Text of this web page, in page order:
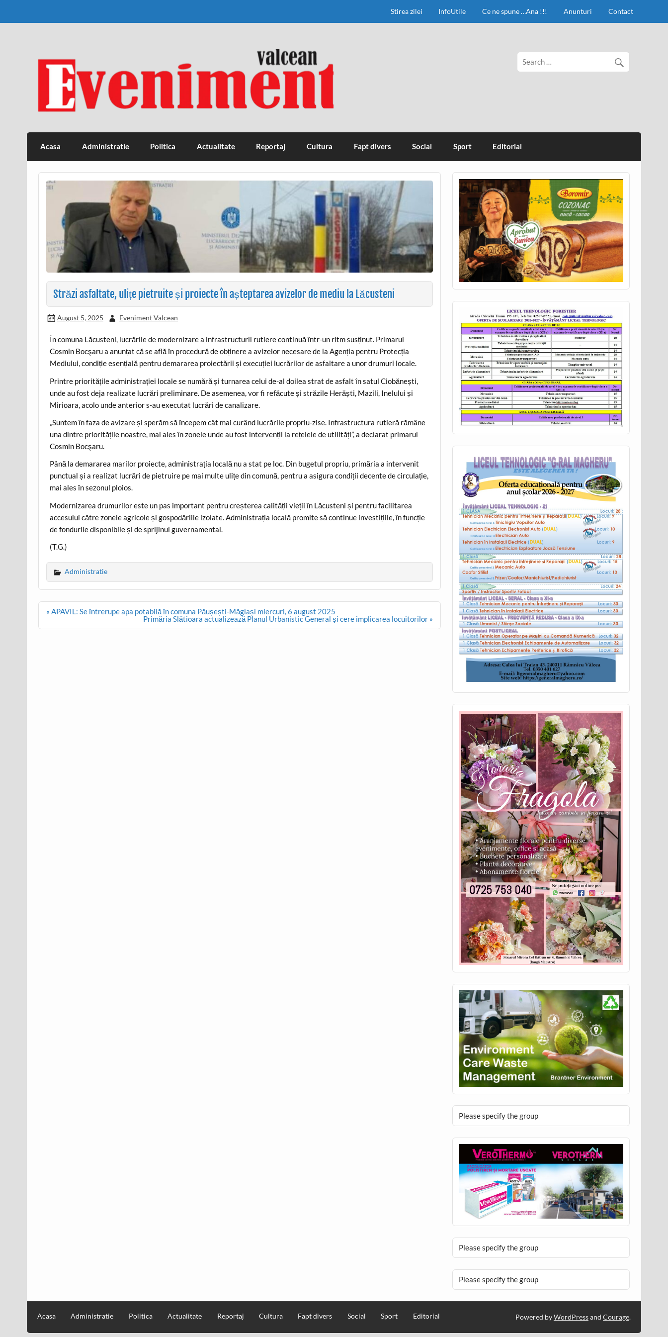
Stirea zilei InfoUtile Ce ne spune …Ana !!! Anunturi Contact
Eveniment Valcean
Acasa Administratie Politica Actualitate Reportaj Cultura Fapt divers Social Sport Editorial
Străzi asfaltate, ulițe pietruite și proiecte în așteptarea avizelor de mediu la Lăcusteni
August 5, 2025 Eveniment Valcean
În comuna Lăcusteni, lucrările de modernizare a infrastructurii rutiere continuă într-un ritm susținut. Primarul
Cosmin Bocşaru a anunțat că se află în procedură de obținere a avizelor necesare de la Agenția pentru Protecția
Mediului, condiție esențială pentru demararea proiectării și execuției lucrărilor de asfaltare a unor drumuri locale.
Printre prioritățile administrației locale se numără și turnarea celui de-al doilea strat de asfalt în satul Ciobănești,
unde au fost deja realizate lucrări preliminare. De asemenea, vor fi refăcute și străzile Herăști, Mazili, Inelului și
Mirioara, acolo unde anterior s-au executat lucrări de canalizare.
„Suntem în faza de avizare și sperăm să începem cât mai curând lucrările propriu-zise. Infrastructura rutieră rămâne
una dintre prioritățile noastre, mai ales în zonele unde au fost intervenții la rețelele de utilități”, a declarat primarul
Cosmin Bocşaru.
Până la demararea marilor proiecte, administrația locală nu a stat pe loc. Din bugetul propriu, primăria a intervenit
punctual și a realizat lucrări de pietruire pe mai multe ulițe din comună, pentru a asigura condiții decente de circulație,
mai ales în sezonul ploios.
Modernizarea drumurilor este un pas important pentru creșterea calității vieții în Lăcusteni și pentru facilitarea
accesului către zonele agricole și gospodăriile izolate. Administrația locală promite să continue investițiile, în funcție
de fondurile disponibile și de sprijinul guvernamental.
(T.G.)
Administratie
Post
« APAVIL: Se întrerupe apa potabilă în comuna Păușești-Măglași miercuri, 6 august 2025
Primăria Slătioara actualizează Planul Urbanistic General și cere implicarea locuitorilor »
Please specify the group
Please specify the group
Please specify the group
Acasa Administratie Politica Actualitate Reportaj Cultura Fapt divers Social Sport Editorial Powered byWordPressand Courage.